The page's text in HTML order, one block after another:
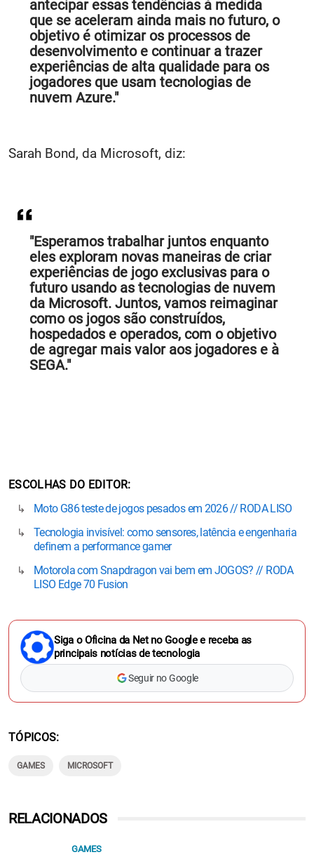
antecipar essas tendências à medida
que se aceleram ainda mais no futuro, o
objetivo é otimizar os processos de
desenvolvimento e continuar a trazer
experiências de alta qualidade para os
jogadores que usam tecnologias de
nuvem Azure."
Sarah Bond, da Microsoft, diz:
"Esperamos trabalhar juntos enquanto
eles exploram novas maneiras de criar
experiências de jogo exclusivas para o
futuro usando as tecnologias de nuvem
da Microsoft. Juntos, vamos reimaginar
como os jogos são construídos,
hospedados e operados, com o objetivo
de agregar mais valor aos jogadores e à
SEGA."
ESCOLHAS DO EDITOR
Moto G86 teste de jogos pesados em 2026 // RODA LISO
Tecnologia invisível: como sensores, latência e engenharia
definem a performance gamer
Motorola com Snapdragon vai bem em JOGOS? // RODA
LISO Edge 70 Fusion
Siga o Oficina da Net no Google e receba as
principais notícias de tecnologia
Seguir no Google
TÓPICOS
GAMES MICROSOFT
RELACIONADOS
GAMES